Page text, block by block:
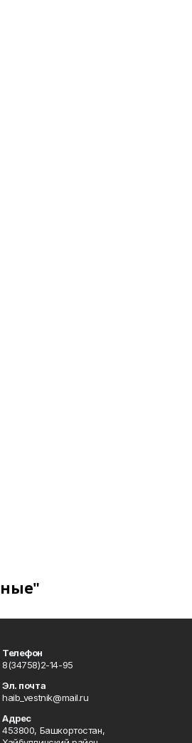
Телефон
8(34758)2-14-95
Эл. почта
haib_vestnik@mail.ru
Адрес
453800, Башкортостан,